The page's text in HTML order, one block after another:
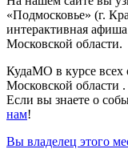
«Подмосковье» (г.
интерактивная
Московской области.
КудаМО в курсе всех
Московской области .
Если вы знаете о
нам!
Вы владелец этого